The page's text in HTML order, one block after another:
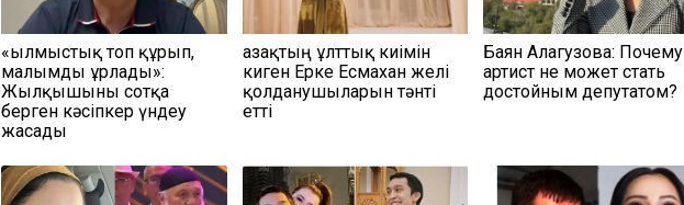
«Қылмыстық топ құрып,
малымды ұрлады»:
Жылқышыны сотқа
берген кәсіпкер үндеу
жасады
Қазақтың ұлттық киімін
киген Ерке Есмахан желі
қолданушыларын тәнті
етті
Баян Алагузова: Почему
артист не может стать
достойным депутатом?